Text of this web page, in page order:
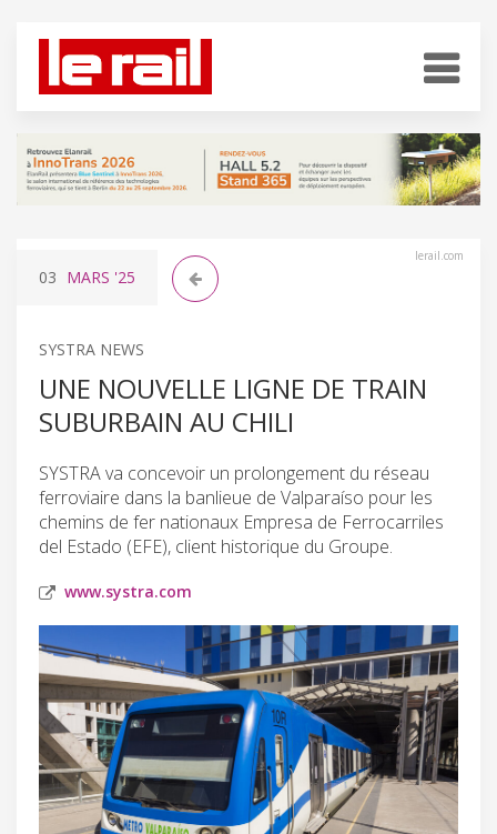
lerail.com
03 MARS '25
SYSTRA NEWS
UNE NOUVELLE LIGNE DE TRAIN
SUBURBAIN AU CHILI
SYSTRA va concevoir un prolongement du réseau
ferroviaire dans la banlieue de Valparaíso pour les
chemins de fer nationaux Empresa de Ferrocarriles
del Estado (EFE), client historique du Groupe.
www.systra.com